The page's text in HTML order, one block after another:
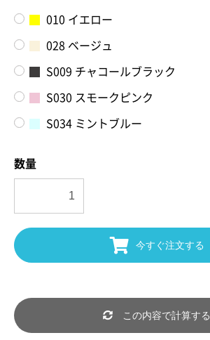
010 イエロー
028 ベージュ
S009 チャコールブラック
S030 スモークピンク
S034 ミントブルー
数量
今すぐ注文する
この内容で計算する